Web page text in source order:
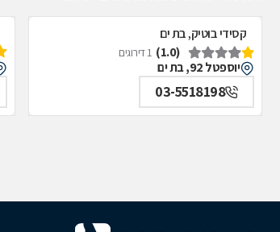
קסידי בוטיק, בת ים
(1.0)
1 דירוגים
יוספטל 92, בת ים
03-5518198